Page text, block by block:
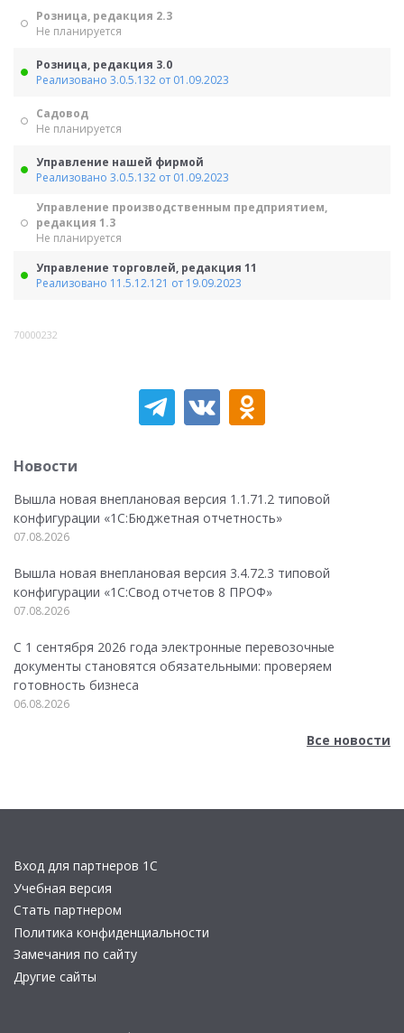
Розница, редакция 2.3
Не планируется
Розница, редакция 3.0
Реализовано 3.0.5.132 от 01.09.2023
Садовод
Не планируется
Управление нашей фирмой
Реализовано 3.0.5.132 от 01.09.2023
Управление производственным предприятием,
редакция 1.3
Не планируется
Управление торговлей, редакция 11
Реализовано 11.5.12.121 от 19.09.2023
70000232
Новости
Вышла новая внеплановая версия 1.1.71.2 типовой
конфигурации «1C:Бюджетная отчетность»
07.08.2026
Вышла новая внеплановая версия 3.4.72.3 типовой
конфигурации «1C:Свод отчетов 8 ПРОФ»
07.08.2026
С 1 сентября 2026 года электронные перевозочные
документы становятся обязательными: проверяем
готовность бизнеса
06.08.2026
Все новости
Вход для партнеров 1С
Учебная версия
Стать партнером
Политика конфиденциальности
Замечания по сайту
Другие сайты